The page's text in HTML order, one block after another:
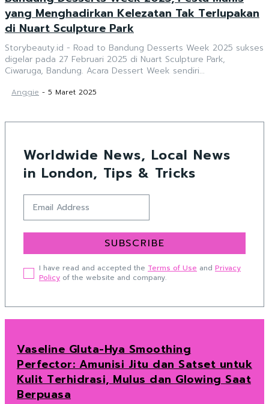
yang Menghadirkan Kelezatan Tak Terlupakan
di Nuart Sculpture Park
Storybeauty.id - Road to Bandung Desserts Week 2025 sukses
digelar pada 27 Februari 2025 di Nuart Sculpture Park,
Ciwaruga, Bandung. Acara Dessert Week sendiri...
Anggie - 5 Maret 2025
Worldwide News, Local News
in London, Tips & Tricks
SUBSCRIBE
I have read and accepted the Terms of Use and Privacy
Policy of the website and company.
Vaseline Gluta-Hya Smoothing
Perfector: Amunisi Jitu dan Satset untuk
Kulit Terhidrasi, Mulus dan Glowing Saat
Berpuasa